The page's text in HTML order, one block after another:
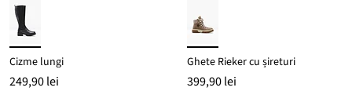
Cizme lungi
249,90 lei
Ghete Rieker cu șireturi
399,90 lei